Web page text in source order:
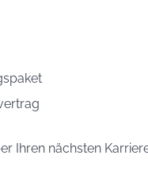
Ihren nächsten